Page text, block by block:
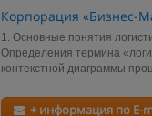
Корпорация «Бизнес-
1. Основные понятия
Определения термина
контекстной диаграммы
+ информация по E-